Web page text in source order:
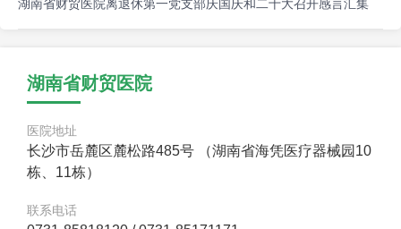
湖南省财贸医院离退休第一党支部庆国庆和二十大召开感言汇集
湖南省财贸医院
医院地址
长沙市岳麓区麓松路485号 （湖南省海凭医疗器械园10
栋、11栋）
联系电话